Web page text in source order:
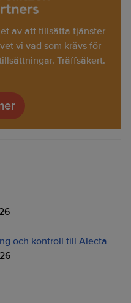
av att tillsätta tjänster
vi vad som krävs för
Träffsäkert.
och kontroll till Alecta